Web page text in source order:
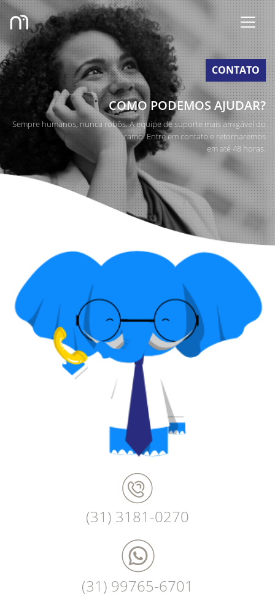
CONTATO
COMO PODEMOS AJUDAR?
Sempre humanos, nunca robôs. A equipe de suporte mais amigável do
ramo. Entre em contato e retornaremos
em até 48 horas.
(31) 3181-0270
(31) 99765-6701